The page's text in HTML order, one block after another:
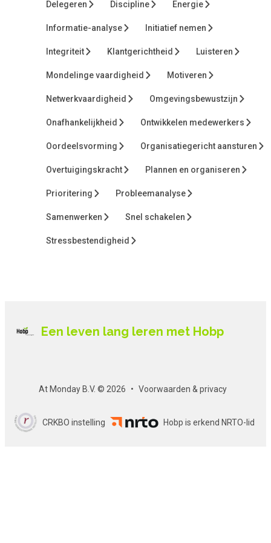
als zzp’er voor corporates (o.a. ING, MasterCard, eBay),
ministeries (o.a. EZ, I&W, VWS), en grote MKB’ers (o.a.
geschreven, waaronderHet Bedrijf, de verkorte
handleidingen 100 Business Bites . Zijn stijl is los en
omvangrijke en schijnbaar complexe gebieden toch logisch,
ontstonden ook de samenvattingen van SpeedMBA.
Delegeren Discipline Energie
Informatie-analyse Initiatief nemen
Integriteit Klantgerichtheid Luisteren
Mondelinge vaardigheid Motiveren
Netwerkvaardigheid Omgevingsbewustzijn
Onafhankelijkheid Ontwikkelen medewerkers
Oordeelsvorming Organisatiegericht aansturen
Overtuigingskracht Plannen en organiseren
Prioritering Probleemanalyse
Samenwerken Snel schakelen
Stressbestendigheid
Een leven lang leren met Hobp
At Monday B.V. © 2026 Voorwaarden & privacy
CRKBO instelling Hobp is erkend NRTO-lid